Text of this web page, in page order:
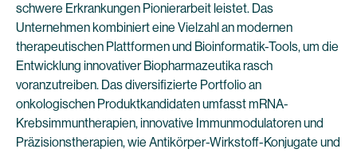
schwere Erkrankungen Pionierarbeit leistet. Das
Unternehmen kombiniert eine Vielzahl an modernen
therapeutischen Plattformen und Bioinformatik-Tools, um die
Entwicklung innovativer Biopharmazeutika rasch
voranzutreiben. Das diversifizierte Portfolio an
onkologischen Produktkandidaten umfasst mRNA-
Krebsimmuntherapien, innovative Immunmodulatoren und
Präzisionstherapien, wie Antikörper-Wirkstoff-Konjugate und